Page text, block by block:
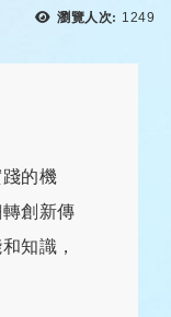
瀏覽人次: 瀏覽
1249
的機
創新傳
知識，